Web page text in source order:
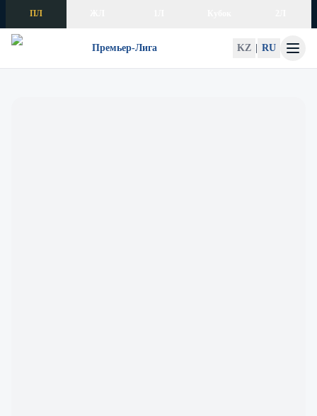
Skip to content
ПЛ
Премьер-Лига KZ RU